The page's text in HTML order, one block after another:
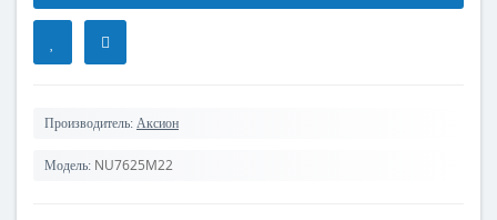
Производитель: Аксион
Модель: NU7625M22